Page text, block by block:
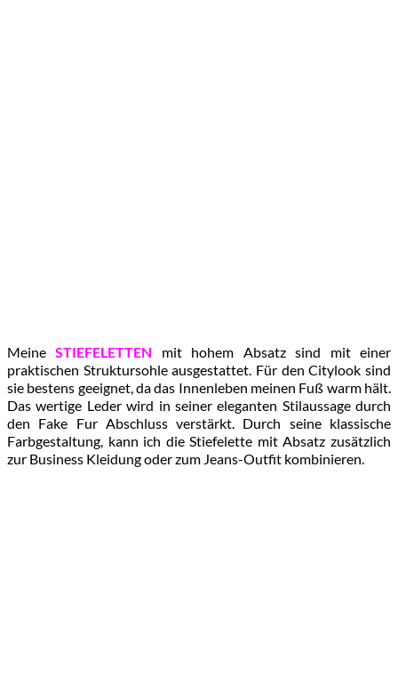
MeineSTIEFELETTEN mit hohem Absatz sind mit einer
praktischen Struktursohle ausgestattet. Für den Citylook sind
sie bestens geeignet, da das Innenleben meinen Fuß warm hält.
Das wertige Leder wird in seiner eleganten Stilaussage durch
den Fake Fur Abschluss verstärkt. Durch seine klassische
Farbgestaltung, kann ich die Stiefelette mit Absatz zusätzlich
zur Business Kleidung oder zum Jeans-Outfit kombinieren.